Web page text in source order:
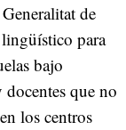
de
para
bajo
docentes que no
los centros